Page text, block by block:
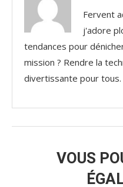
Fervent
j'adore
tendances pour
mission ? Rendre la
divertissante pour tous.
VOUS